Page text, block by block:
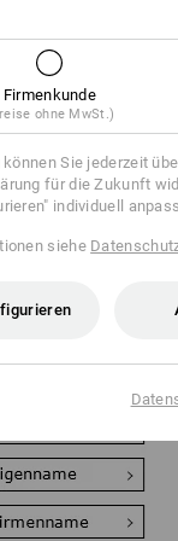
auf der
angebracht
Firmenkunde
ohne MwSt.)
können Sie jederzeit
für die Zukunft
individuell
siehe